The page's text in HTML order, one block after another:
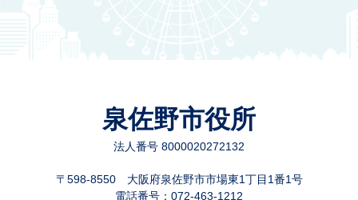
泉佐野市役所
法人番号 8000020272132
〒598-8550 大阪府泉佐野市市場東1丁目1番1号
電話番号：072-463-1212